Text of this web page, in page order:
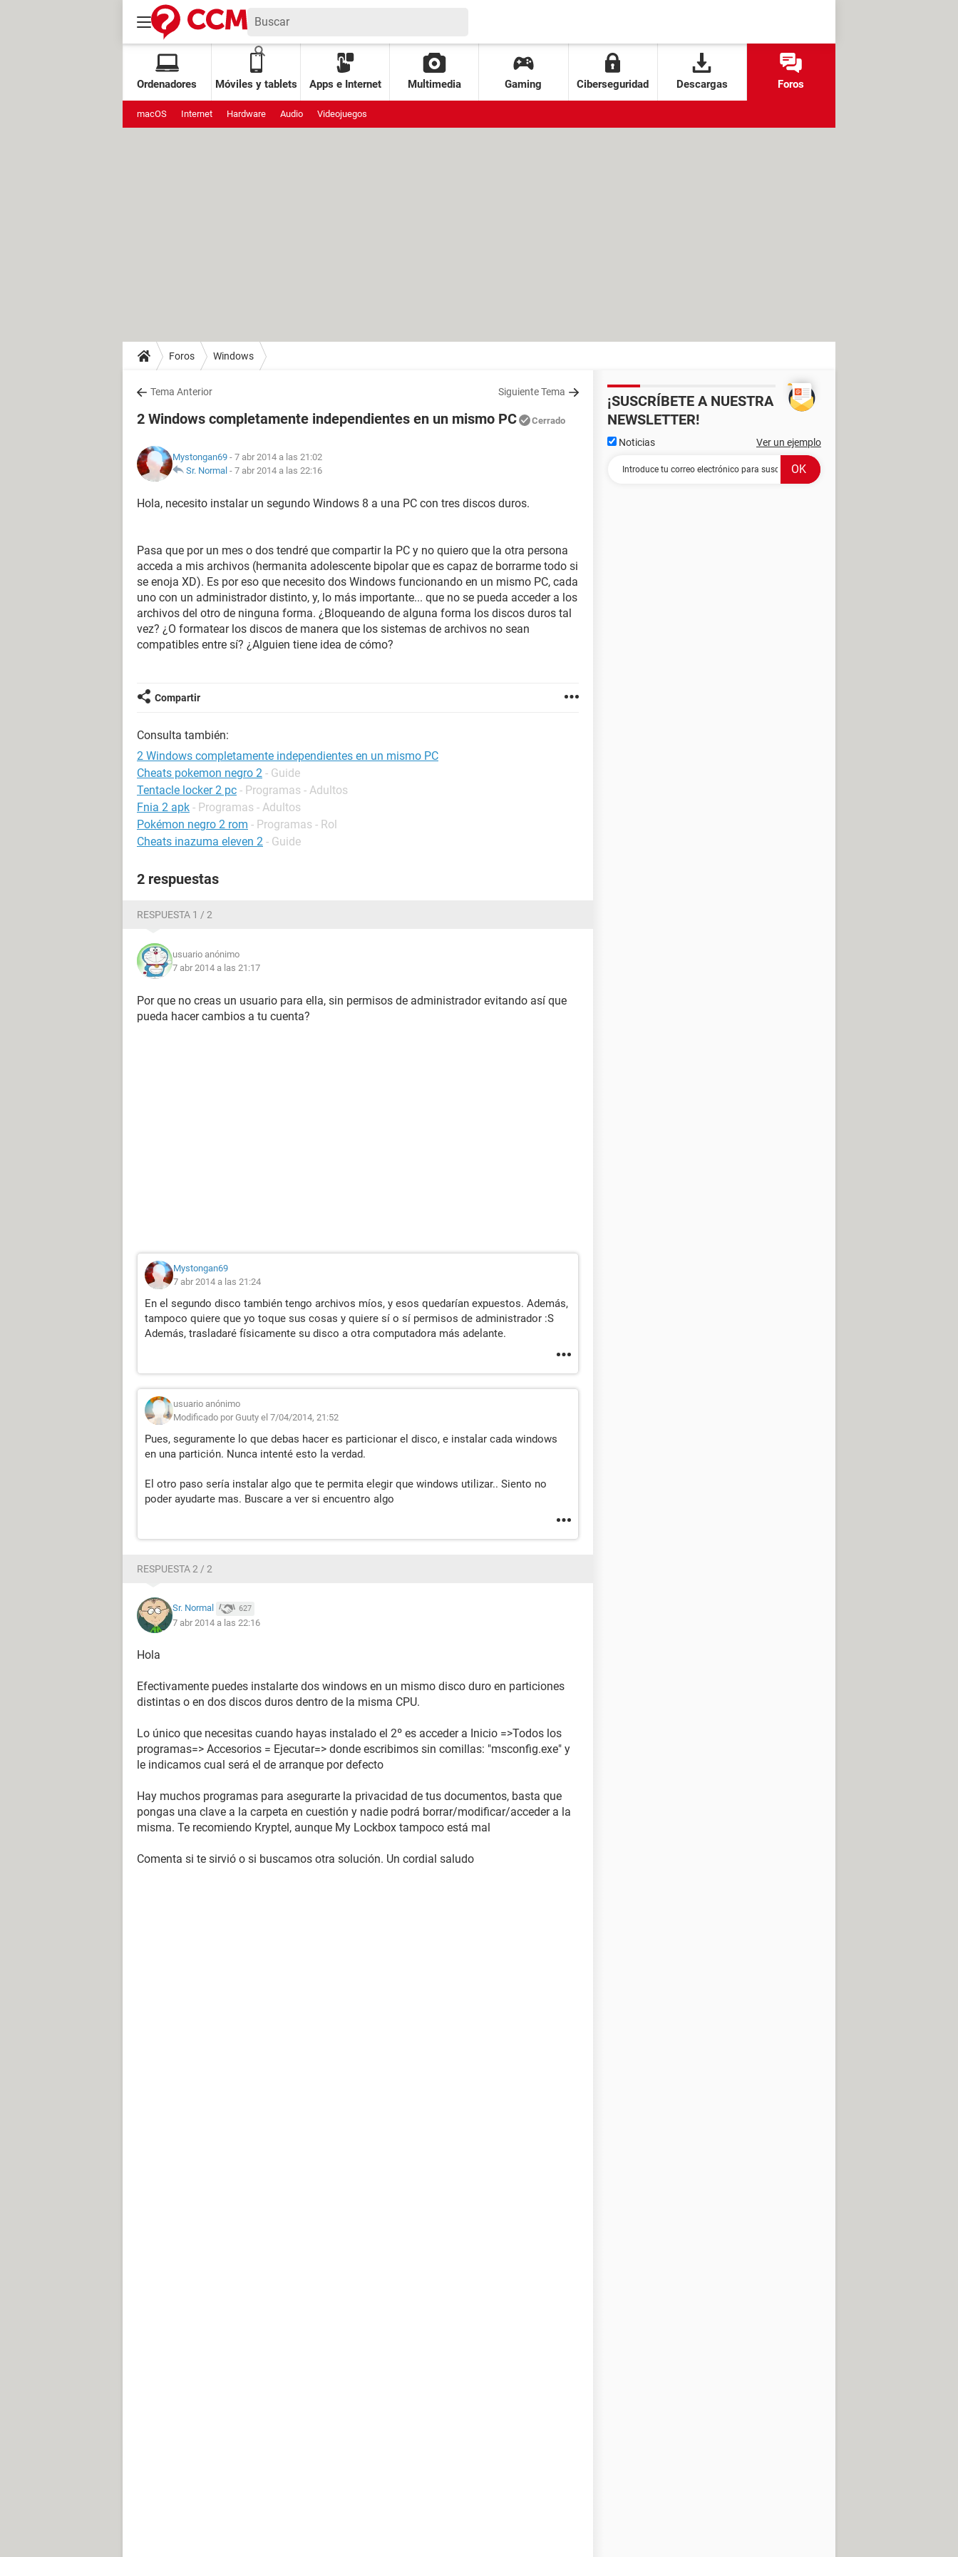
Ordenadores Móviles y tablets Apps e Internet Multimedia Gaming Ciberseguridad Descargas Foros
macOS Internet Hardware Audio Videojuegos
Foros Windows
Tema Anterior Siguiente Tema
2 Windows completamente independientes en un mismo PC Cerrado
Mystongan69 - 7 abr 2014 a las 21:02
Sr. Normal - 7 abr 2014 a las 22:16
Hola, necesito instalar un segundo Windows 8 a una PC con tres discos duros.
Pasa que por un mes o dos tendré que compartir la PC y no quiero que la otra persona
acceda a mis archivos (hermanita adolescente bipolar que es capaz de borrarme todo si
se enoja XD). Es por eso que necesito dos Windows funcionando en un mismo PC, cada
uno con un administrador distinto, y, lo más importante... que no se pueda acceder a los
archivos del otro de ninguna forma. ¿Bloqueando de alguna forma los discos duros tal
vez? ¿O formatear los discos de manera que los sistemas de archivos no sean
compatibles entre sí? ¿Alguien tiene idea de cómo?
Compartir
Consulta también:
2 Windows completamente independientes en un mismo PC
Cheats pokemon negro 2 - Guide
Tentacle locker 2 pc - Programas - Adultos
Fnia 2 apk - Programas - Adultos
Pokémon negro 2 rom - Programas - Rol
Cheats inazuma eleven 2 - Guide
2 respuestas
RESPUESTA 1 / 2
usuario anónimo
7 abr 2014 a las 21:17
Por que no creas un usuario para ella, sin permisos de administrador evitando así que
pueda hacer cambios a tu cuenta?
Mystongan69
7 abr 2014 a las 21:24
En el segundo disco también tengo archivos míos, y esos quedarían expuestos. Además,
tampoco quiere que yo toque sus cosas y quiere sí o sí permisos de administrador :S
Además, trasladaré físicamente su disco a otra computadora más adelante.
usuario anónimo
Modificado por Guuty el 7/04/2014, 21:52
Pues, seguramente lo que debas hacer es particionar el disco, e instalar cada windows
en una partición. Nunca intenté esto la verdad.
El otro paso sería instalar algo que te permita elegir que windows utilizar.. Siento no
poder ayudarte mas. Buscare a ver si encuentro algo
RESPUESTA 2 / 2
Sr. Normal 627
7 abr 2014 a las 22:16
Hola
Efectivamente puedes instalarte dos windows en un mismo disco duro en particiones
distintas o en dos discos duros dentro de la misma CPU.
Lo único que necesitas cuando hayas instalado el 2º es acceder a Inicio =>Todos los
programas=> Accesorios = Ejecutar=> donde escribimos sin comillas: "msconfig.exe" y
le indicamos cual será el de arranque por defecto
Hay muchos programas para asegurarte la privacidad de tus documentos, basta que
pongas una clave a la carpeta en cuestión y nadie podrá borrar/modificar/acceder a la
misma. Te recomiendo Kryptel, aunque My Lockbox tampoco está mal
Comenta si te sirvió o si buscamos otra solución. Un cordial saludo
¡SUSCRÍBETE A NUESTRA
NEWSLETTER!
Noticias Ver un ejemplo